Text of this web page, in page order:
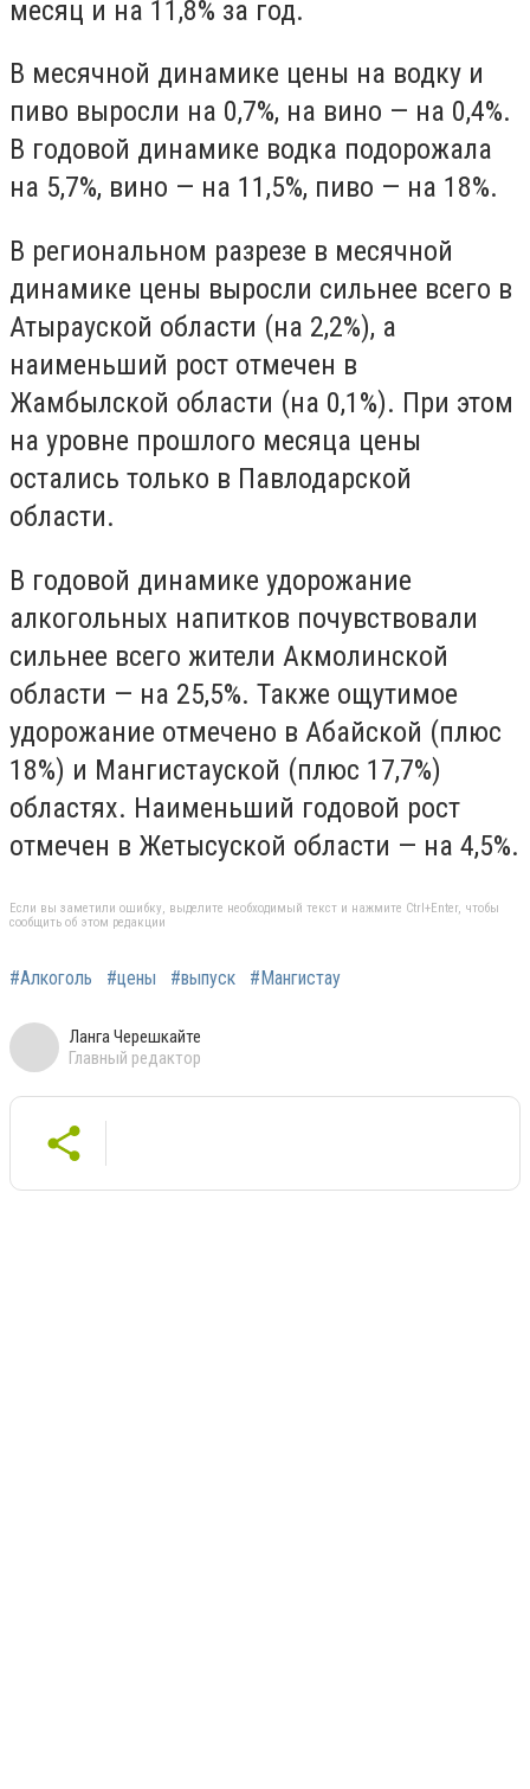
месяц и на 11,8% за год.
В месячной динамике цены на водку и
пиво выросли на 0,7%, на вино — на 0,4%.
В годовой динамике водка подорожала
на 5,7%, вино — на 11,5%, пиво — на 18%.
В региональном разрезе в месячной
динамике цены выросли сильнее всего в
Атырауской области (на 2,2%), а
наименьший рост отмечен в
Жамбылской области (на 0,1%). При этом
на уровне прошлого месяца цены
остались только в Павлодарской
области.
В годовой динамике удорожание
алкогольных напитков почувствовали
сильнее всего жители Акмолинской
области — на 25,5%. Также ощутимое
удорожание отмечено в Абайской (плюс
18%) и Мангистауской (плюс 17,7%)
областях. Наименьший годовой рост
отмечен в Жетысуской области — на 4,5%.
Если вы заметили ошибку, выделите необходимый текст и нажмите Ctrl+Enter, чтобы
сообщить об этом редакции
#Алкоголь #цены #выпуск #Мангистау
Ланга Черешкайте
Главный редактор